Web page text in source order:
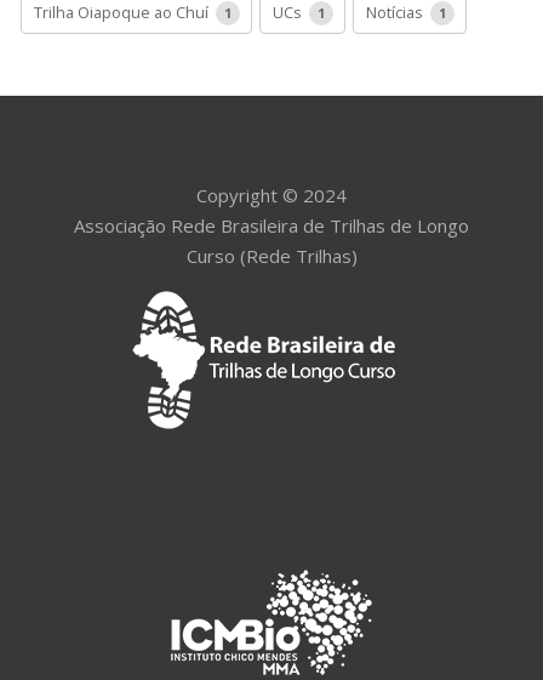
Trilha Oiapoque ao Chuí 1 UCs 1 Notícias 1
Copyright © 2024
Associação Rede Brasileira de Trilhas de Longo
Curso (Rede Trilhas)